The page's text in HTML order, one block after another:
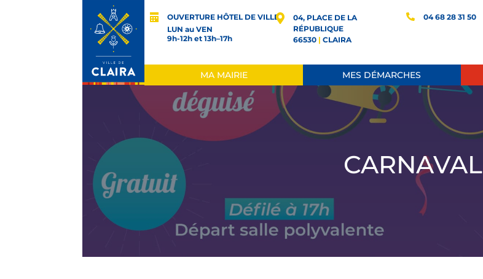
OUVERTURE HÔTEL DE VILLE
LUN au VEN
9h-12h et 13h–17h
04, PLACE DE LA
RÉPUBLIQUE
66530| CLAIRA
04 68 28 31 50
MA MAIRIE MES DÉMARCHES
CARNAVAL